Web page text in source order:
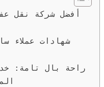
أفضل شركة نقل
شهادات عملاء
راحة بال تامة: